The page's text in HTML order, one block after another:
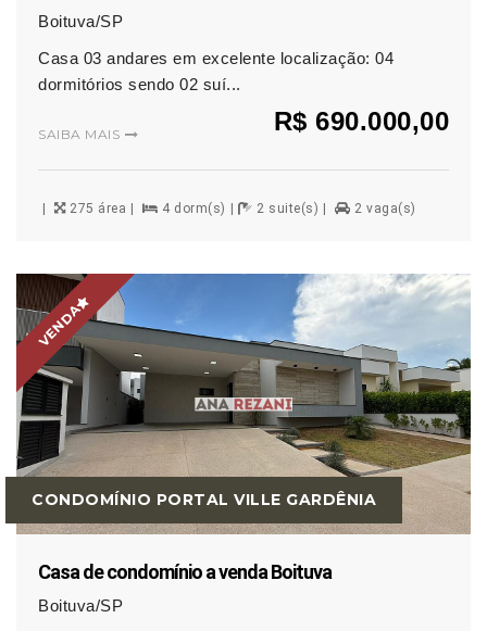
Boituva/SP
Casa 03 andares em excelente localização: 04
dormitórios sendo 02 suí...
R$ 690.000,00
SAIBA MAIS
275 área 4 dorm(s) 2 suite(s) 2 vaga(s)
CONDOMÍNIO PORTAL VILLE GARDÊNIA
VENDA
Casa de condomínio a venda Boituva
Boituva/SP